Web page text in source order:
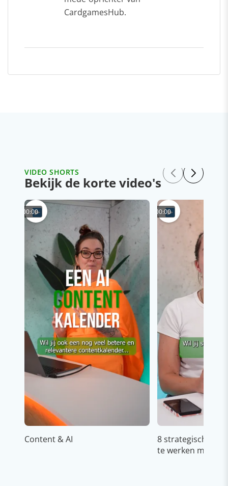
CardgamesHub.
VIDEO SHORTS
Bekijk de korte video's
00:00
Content & AI
00:00
8 strategische
te werken met